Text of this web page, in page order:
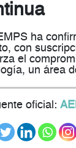
ha
, con
el
, un área
oficial: